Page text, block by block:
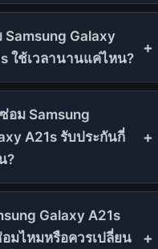
Samsung Galaxy
ใช้เวลานานแค่ไหน?
+
อม Samsung
A21s รับประกันกี่
?
+
Galaxy A21s
มไหมหรือควรเปลี่ยน
+